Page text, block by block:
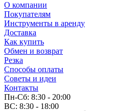
О компании
Покупателям
Инструменты в аренду
Доставка
Как купить
Обмен и возврат
Резка
Способы оплаты
Советы и идеи
Контакты
Пн-Сб: 8:30 - 20:00
ВС: 8:30 - 18:00